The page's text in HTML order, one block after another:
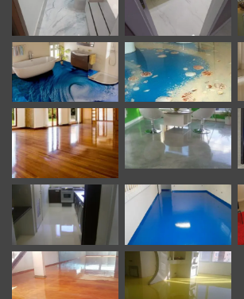
Para informações sobre:
Curso de porcelanato liquido
Serviços